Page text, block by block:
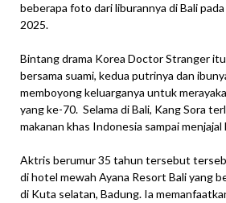
beberapa foto dari liburannya di Bali
2025.
Bintang drama Korea Doctor Stranger
bersama suami, kedua putrinya dan
memboyong keluarganya untuk
yang ke-70. Selama di Bali, Kang Sora
makanan khas Indonesia sampai
Aktris berumur 35 tahun tersebut
di hotel mewah Ayana Resort Bali yang
di Kuta selatan, Badung. Ia